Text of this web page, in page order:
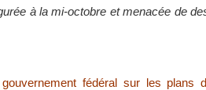
à la mi-octobre et menacée de
fédéral sur les plans